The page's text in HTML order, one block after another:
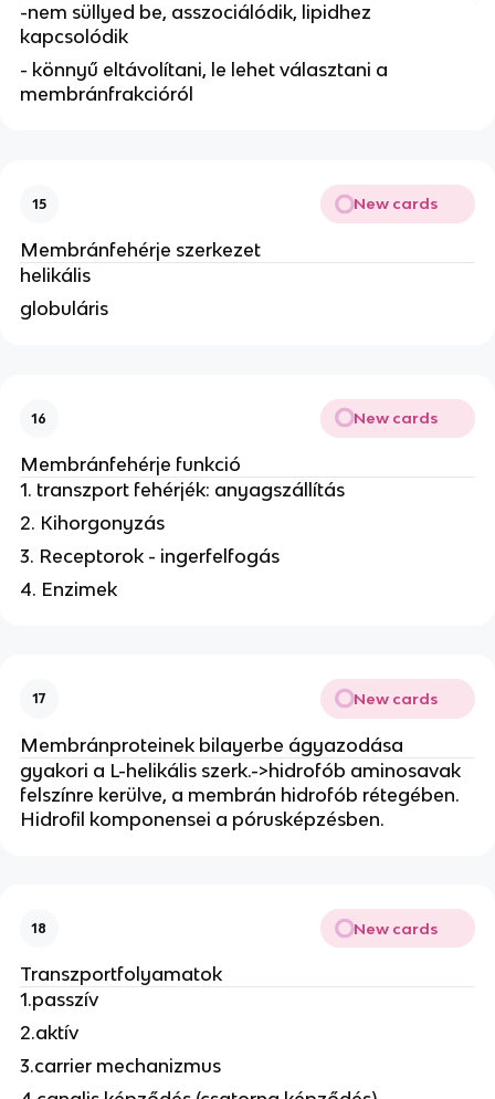
-nem süllyed be, asszociálódik, lipidhez
kapcsolódik
- könnyű eltávolítani, le lehet választani a
membránfrakcióról
15 New cards
Membránfehérje szerkezet
helikális
globuláris
16 New cards
Membránfehérje funkció
1. transzport fehérjék: anyagszállítás
2. Kihorgonyzás
3. Receptorok - ingerfelfogás
4. Enzimek
17 New cards
Membránproteinek bilayerbe ágyazodása
gyakori a L-helikális szerk.->hidrofób aminosavak
felszínre kerülve, a membrán hidrofób rétegében.
Hidrofil komponensei a pórusképzésben.
18 New cards
Transzportfolyamatok
1.passzív
2.aktív
3.carrier mechanizmus